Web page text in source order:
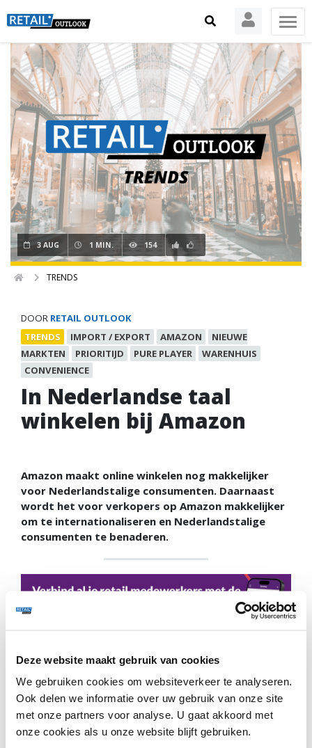
Deze website maakt gebruik van cookies
We gebruiken cookies om websiteverkeer te analyseren.
Ook delen we informatie over uw gebruik van onze site
met onze partners voor analyse. U gaat akkoord met
onze cookies als u onze website blijft gebruiken.
3 AUG 1 MIN. 154
TRENDS
DOOR RETAIL OUTLOOK
TRENDS
IMPORT / EXPORT AMAZON
NIEUWE
MARKTEN
PRIORITIJD PURE PLAYER
WARENHUIS
CONVENIENCE
In Nederlandse taal
winkelen bij Amazon
Amazon maakt online winkelen nog makkelijker
voor Nederlandstalige consumenten. Daarnaast
wordt het voor verkopers op Amazon makkelijker
om te internationaliseren en Nederlandstalige
consumenten te benaderen.
Een jaar geleden introduceerde Amazon de
Nederlandse versie van de Duitse webwinkel van de
retailer. Vanaf nu kunnen wij ook in onze eigen taal
winkelen in de app van Amazon. Het gaat dan nog wel
om de Duitse app en geen eigen Nederlandse app. De